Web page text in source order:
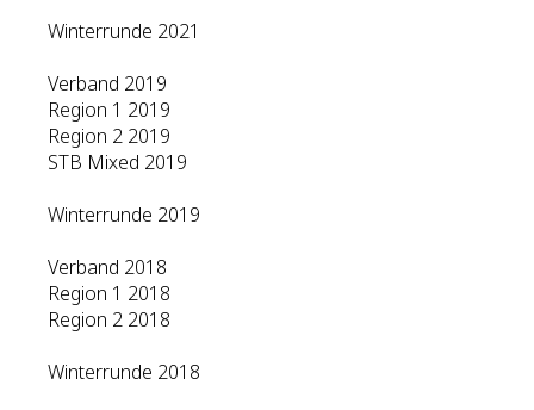
Winterrunde 2021
Verband 2019
Region 1 2019
Region 2 2019
STB Mixed 2019
Winterrunde 2019
Verband 2018
Region 1 2018
Region 2 2018
Winterrunde 2018